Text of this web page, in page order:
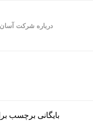
درباره شرکت
بایگانی برچسب